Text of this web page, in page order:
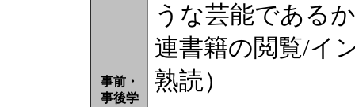
事前・
事後学
うな芸能である
連書籍の閲覧/イ
熟読）